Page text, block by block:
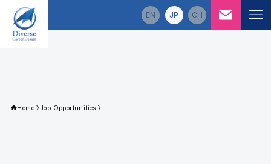
サービス
EN JP CH
Home Job Opportunities